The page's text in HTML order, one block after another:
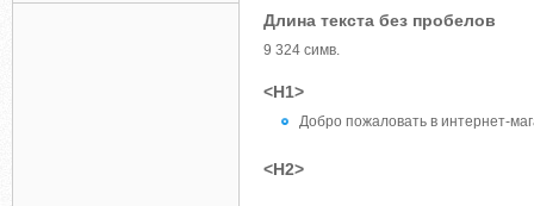
Длина текста без пробелов
9 324 симв.
<H1>
Добро пожаловать в интернет-
<H2>